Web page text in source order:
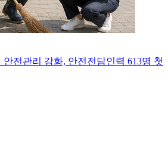
안전관리 강화, 안전전담인력 613명 첫